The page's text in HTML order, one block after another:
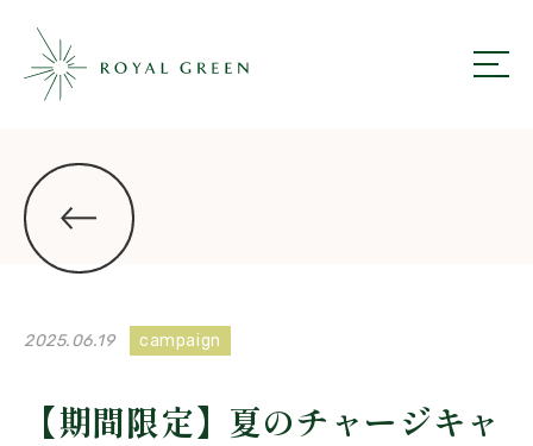
ROYAL GREEN
【期間限定】夏のチャージキャ
2025.06.19 campaign
ニュース一覧にもどる